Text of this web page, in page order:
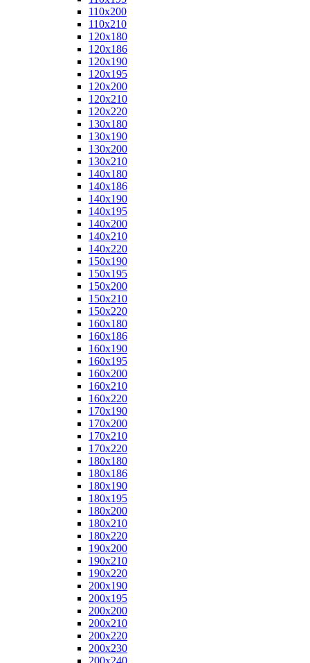
110x200
110x210
120x180
120x186
120x190
120x195
120x200
120x210
120x220
130x180
130x190
130x200
130x210
140x180
140x186
140x190
140x195
140x200
140x210
140x220
150x190
150x195
150x200
150x210
150x220
160x180
160x186
160x190
160x195
160x200
160x210
160x220
170x190
170x200
170x210
170x220
180x180
180x186
180x190
180x195
180x200
180x210
180x220
190x200
190x210
190x220
200x190
200x195
200x200
200x210
200x220
200x230
200x240